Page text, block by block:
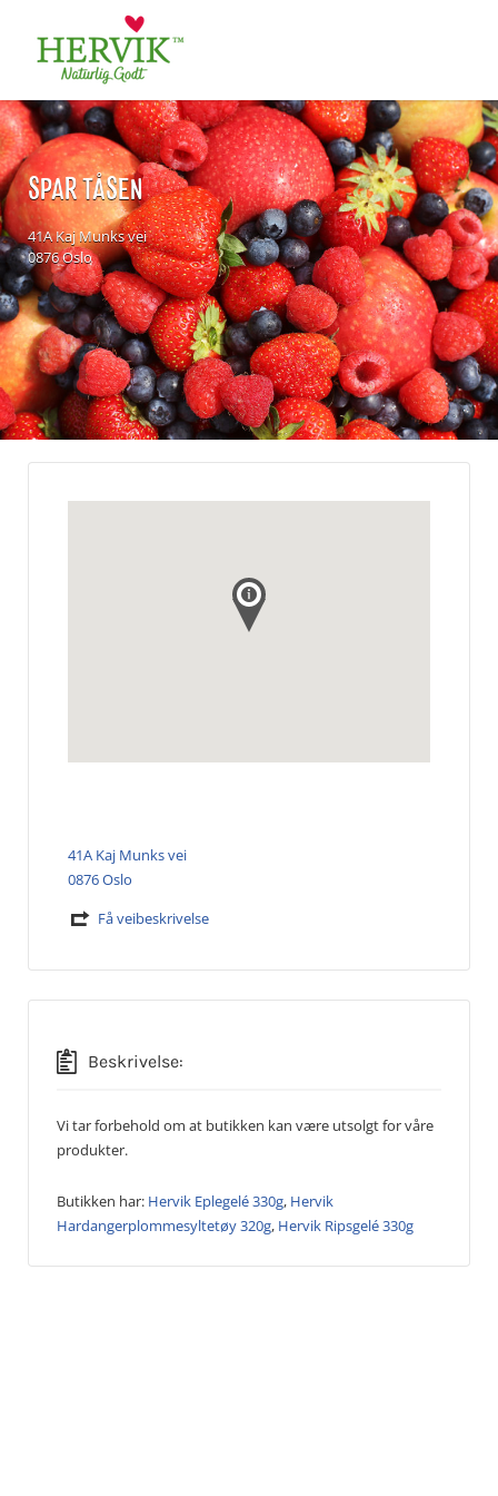
for:
SPAR TÅSEN
41A Kaj Munks vei
0876 Oslo
41A Kaj Munks vei
0876 Oslo
Få veibeskrivelse
Beskrivelse:
Vi tar forbehold om at butikken kan være utsolgt for våre
produkter.
Butikken har: Hervik Eplegelé 330g, Hervik
Hardangerplommesyltetøy 320g, Hervik Ripsgelé 330g